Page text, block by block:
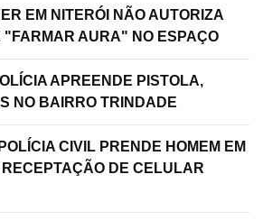
EM NITERÓI NÃO AUTORIZA
"FARMAR AURA" NO ESPAÇO
APREENDE PISTOLA,
NO BAIRRO TRINDADE
CIVIL PRENDE HOMEM EM
DE CELULAR